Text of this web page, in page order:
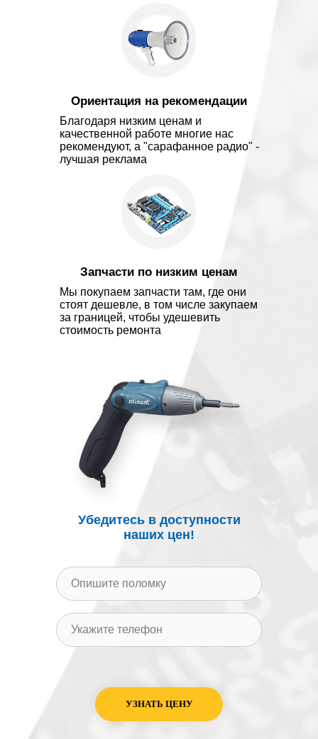
Благодаря низким ценам и
качественной работе многие нас
рекомендуют, а "сарафанное радио" -
лучшая реклама
Ориентация на рекомендации
Мы покупаем запчасти там, где они
стоят дешевле, в том числе закупаем
за границей, чтобы удешевить
стоимость ремонта
Запчасти по низким ценам
Убедитесь в доступности
наших цен!
УЗНАТЬ ЦЕНУ